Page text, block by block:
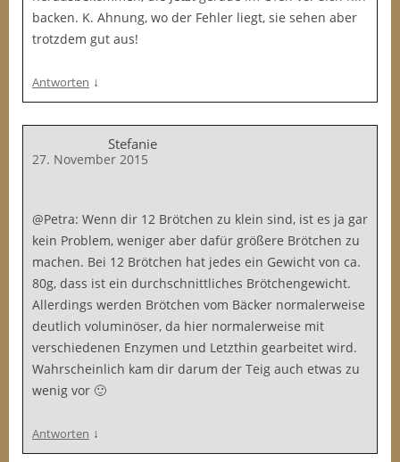
backen. K. Ahnung, wo der Fehler liegt, sie sehen aber
trotzdem gut aus!
Antworten ↓
Stefanie
27. November 2015
@Petra: Wenn dir 12 Brötchen zu klein sind, ist es ja gar
kein Problem, weniger aber dafür größere Brötchen zu
machen. Bei 12 Brötchen hat jedes ein Gewicht von ca.
80g, dass ist ein durchschnittliches Brötchengewicht.
Allerdings werden Brötchen vom Bäcker normalerweise
deutlich voluminöser, da hier normalerweise mit
verschiedenen Enzymen und Letzthin gearbeitet wird.
Wahrscheinlich kam dir darum der Teig auch etwas zu
wenig vor 🙂
Antworten ↓